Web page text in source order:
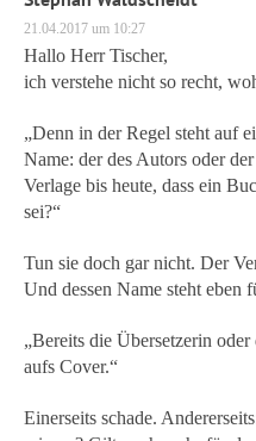
21.04.2017 um 10:27
Hallo Herr Tischer,
ich verstehe nicht so recht,
„Denn in der Regel steht auf
Name: der des Autors oder
Verlage bis heute, dass ein
sei?“
Tun sie doch gar nicht. Der
Und dessen Name steht eben
„Bereits die Übersetzerin
aufs Cover.“
Einerseits schade.